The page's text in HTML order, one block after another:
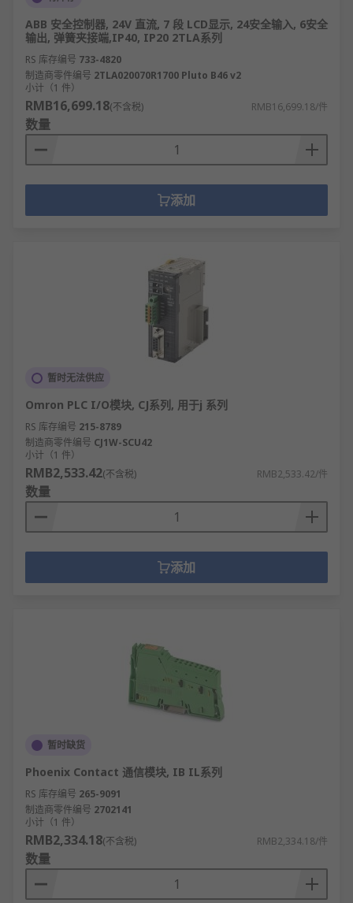
ABB 安全控制器, 24V 直流, 7 段 LCD显示, 24安全输入, 6安全
输出, 弹簧夹接端,IP40, IP20 2TLA系列
RS 库存编号 733-4820
制造商零件编号 2TLA020070R1700 Pluto B46 v2
小计（1 件）
RMB16,699.18(不含税) RMB16,699.18/件
数量
添加
暂时无法供应
Omron PLC I/O模块, CJ系列, 用于j 系列
RS 库存编号 215-8789
制造商零件编号 CJ1W-SCU42
小计（1 件）
RMB2,533.42(不含税) RMB2,533.42/件
数量
添加
暂时缺货
Phoenix Contact 通信模块, IB IL系列
RS 库存编号 265-9091
制造商零件编号 2702141
小计（1 件）
RMB2,334.18(不含税) RMB2,334.18/件
数量